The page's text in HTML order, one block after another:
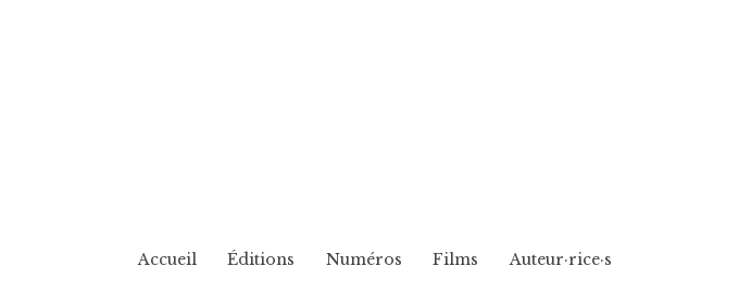
Accueil Éditions Numéros Films Auteur·rice·s